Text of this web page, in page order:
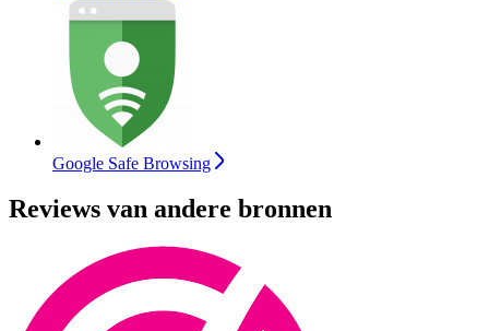
Google Safe Browsing
Reviews van andere bronnen